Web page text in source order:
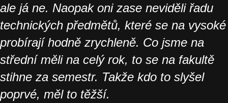
ale já ne. Naopak oni zase neviděli řadu
technických předmětů, které se na vysoké
probírají hodně zrychleně. Co jsme na
střední měli na celý rok, to se na fakultě
stihne za semestr. Takže kdo to slyšel
poprvé, měl to těžší.